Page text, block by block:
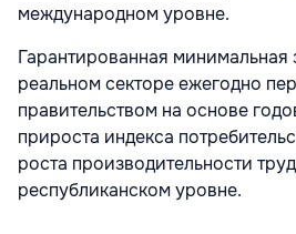
международном уровне.
Гарантированная минимальная
реальном секторе ежегодно
правительством на основе
прироста индекса
роста производительности
республиканском уровне.